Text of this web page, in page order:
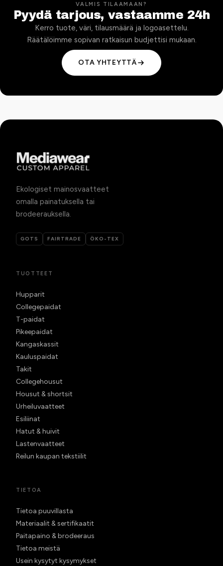
VALMIS TILAAMAAN?
Pyydä tarjous, vastaamme 24h
Kerro tuote, väri, tilausmäärä ja logoasettelu.
Räätälöimme sopivan ratkaisun budjettisi mukaan.
OTA YHTEYTTÄ
Ekologiset mainosvaatteet
omalla painatuksella tai
brodeerauksella.
GOTS FAIRTRADE ÖKO-TEX
TUOTTEET
Hupparit
Collegepaidat
T-paidat
Pikeepaidat
Kangaskassit
Kauluspaidat
Takit
Collegehousut
Housut & shortsit
Urheiluvaatteet
Esiliinat
Hatut & huivit
Lastenvaatteet
Reilun kaupan tekstiilit
TIETOA
Tietoa puuvillasta
Materiaalit & sertifikaatit
Paitapaino & brodeeraus
Tietoa meistä
Usein kysytyt kysymykset